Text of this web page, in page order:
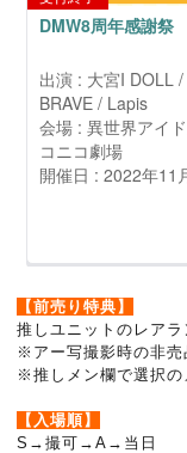
【前売り特典】
推しユニットのレアラ
※アー写撮影時の非売
※推しメン欄で選択
【入場順】
S→撮可→A→当日